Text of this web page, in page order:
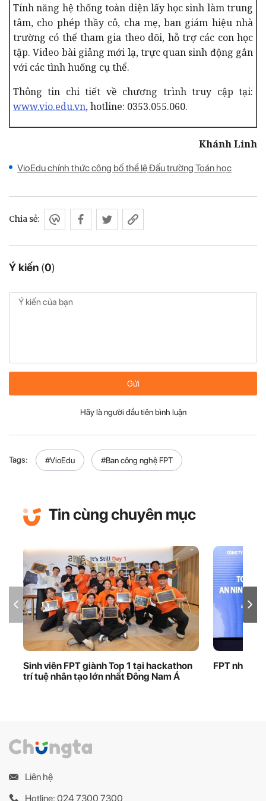
Tính năng hệ thống toàn diện lấy học sinh làm trung
tâm, cho phép thầy cô, cha mẹ, ban giám hiệu nhà
trường có thể tham gia theo dõi, hỗ trợ các con học
tập.Video bài giảng mới lạ, trực quan sinh động gắn
với các tình huống cụ thể.
Thông tin chi tiết về chương trình truy cập tại:
www.vio.edu.vn,hotline: 0353.055.060.
Khánh Linh
VioEdu chính thức công bố thể lệ Đấu trường Toán học
Ý kiến (0)
Chia sẻ:
Gửi
Hãy là người đầu tiên bình luận
Tags: #VioEdu #Ban công nghệ FPT
Tin cùng chuyên mục
Sinh viên FPT giành Top 1 tại hackathon
trí tuệ nhân tạo lớn nhất Đông Nam Á
FPT nhận
Liên hệ
Hotline: 024 7300 7300